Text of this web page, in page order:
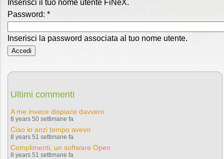
Inserisci il tuo nome utente FiNeX.
Password: *
Inserisci la password associata al tuo nome utente.
Ultimi commenti
A me invece dispiace davvero
8 years 50 settimane fa
Ciao io anzi tempo avevo
8 years 51 settimane fa
Complimenti, un software Open
8 years 51 settimane fa